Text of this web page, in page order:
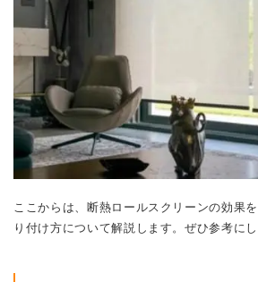
ここからは、断熱ロールスクリーンの効果
り付け方について解説します。ぜひ参考に